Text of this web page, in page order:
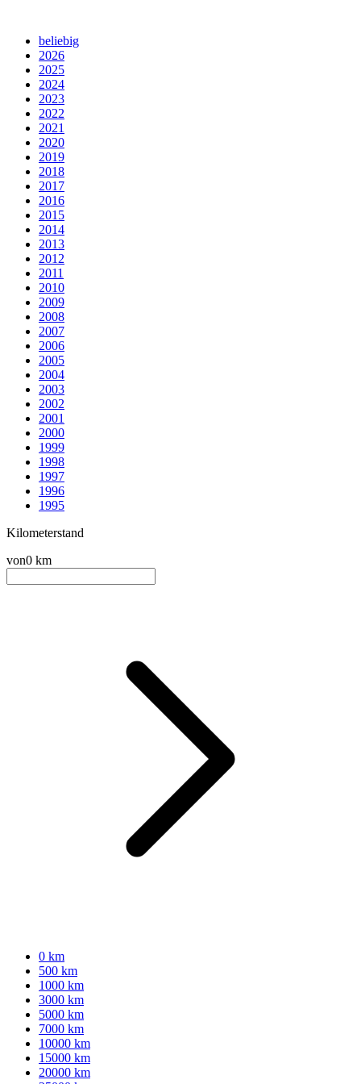
beliebig
2026
2025
2024
2023
2022
2021
2020
2019
2018
2017
2016
2015
2014
2013
2012
2011
2010
2009
2008
2007
2006
2005
2004
2003
2002
2001
2000
1999
1998
1997
1996
1995
Kilometerstand
von0 km
0 km
500 km
1000 km
3000 km
5000 km
7000 km
10000 km
15000 km
20000 km